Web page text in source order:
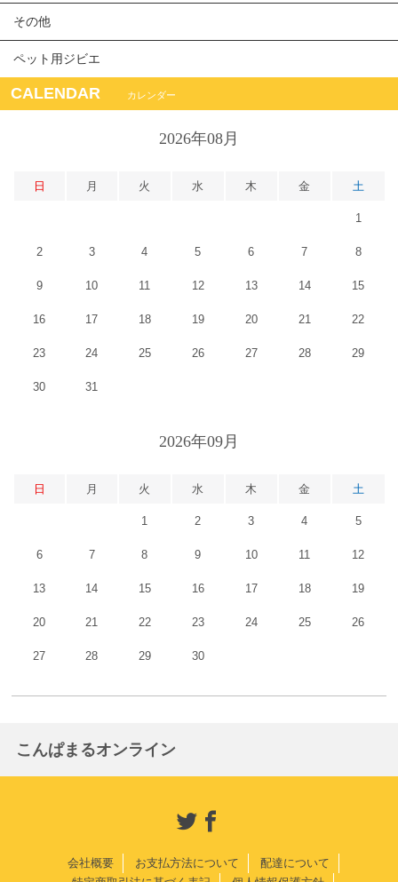
その他
ペット用ジビエ
CALENDAR カレンダー
2026年08月
日 月 火 水 木 金 土
1
2 3 4 5 6 7 8
9 10 11 12 13 14 15
16 17 18 19 20 21 22
23 24 25 26 27 28 29
30 31
2026年09月
日 月 火 水 木 金 土
1 2 3 4 5
6 7 8 9 10 11 12
13 14 15 16 17 18 19
20 21 22 23 24 25 26
27 28 29 30
こんぱまるオンライン
会社概要 お支払方法について
配達について